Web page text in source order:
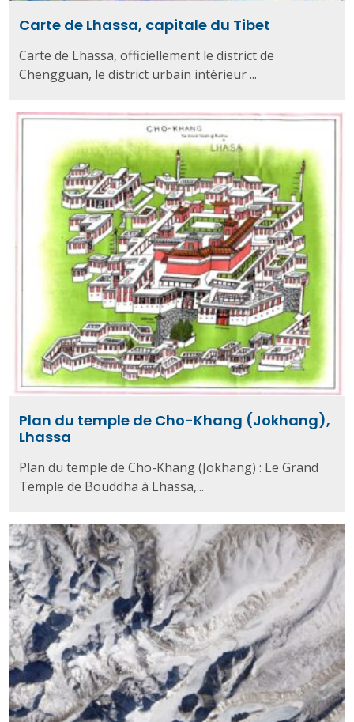
Carte de Lhassa, capitale du Tibet
Carte de Lhassa, officiellement le district de
Chengguan, le district urbain intérieur ...
Plan du temple de Cho-Khang (Jokhang),
Lhassa
Plan du temple de Cho-Khang (Jokhang) : Le Grand
Temple de Bouddha à Lhassa,...